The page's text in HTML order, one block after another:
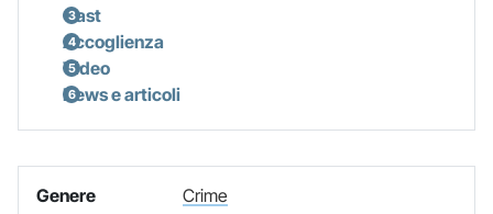
Cast
Accoglienza
Video
News e articoli
Genere
Crime